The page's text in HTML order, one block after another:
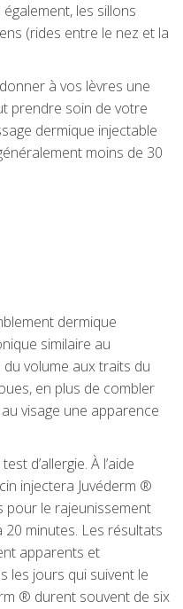
les sillons
(rides entre le nez et la
à vos lèvres une
prendre soin de votre
dermique injectable
moins de 30
dermique
similaire au
volume aux traits du
en plus de combler
visage une apparence
d’allergie. À l’aide
injectera Juvéderm ®
pour le rajeunissement
minutes. Les résultats
apparents et
les jours qui suivent le
® durent souvent de six